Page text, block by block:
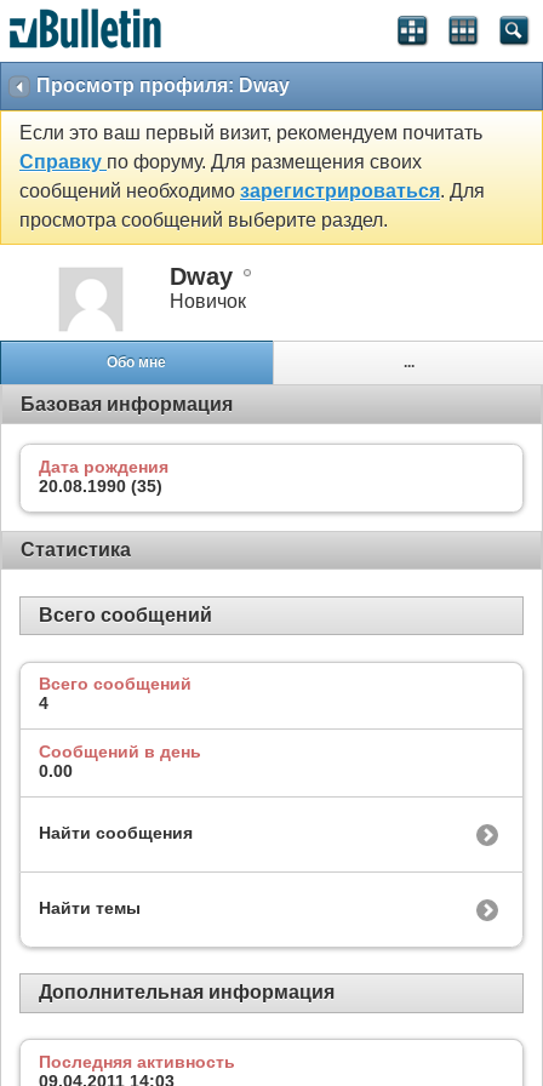
Просмотр профиля: Dway
Если это ваш первый визит, рекомендуем почитать
Справку по форуму. Для размещения своих
сообщений необходимо зарегистрироваться. Для
просмотра сообщений выберите раздел.
Dway
Новичок
Обо мне ...
Базовая информация
Дата рождения
20.08.1990 (35)
Статистика
Всего сообщений
Всего сообщений
4
Сообщений в день
0.00
Найти сообщения
Найти темы
Дополнительная информация
Последняя активность
09.04.2011 14:03